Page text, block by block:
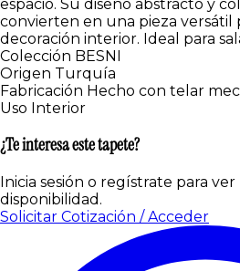
espacio. Su diseño abstracto y
convierten en una pieza versátil
decoración interior. Ideal para
Colección BESNI
Origen Turquía
Fabricación Hecho con telar
Uso Interior
¿Te interesa este tapete?
Inicia sesión o regístrate para
disponibilidad.
Solicitar Cotización / Acceder